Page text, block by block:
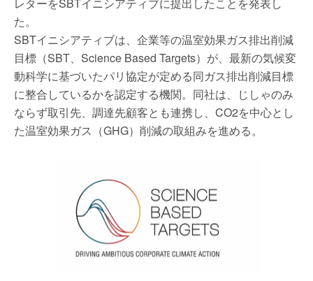
た。
SBTイニシアティブは、企業等の温室効果ガス排出削減
目標（SBT、Science Based Targets）が、最新の気候変
動科学に基づいたパリ協定が定める同ガス排出削減目標
に整合しているかを認定する機関。同社は、じしゃのみ
ならず取引先、調達先顧客とも連携し、CO2を中心とし
た温室効果ガス（GHG）削減の取組みを進める。